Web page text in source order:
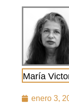
María
enero 3,